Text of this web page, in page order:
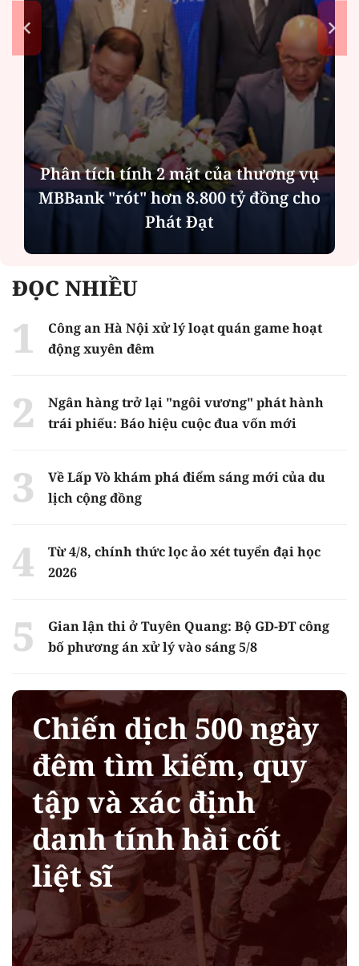
Phân tích tính 2 mặt của thương vụ
MBBank "rót" hơn 8.800 tỷ đồng cho
Phát Đạt
ĐỌC NHIỀU
Công an Hà Nội xử lý loạt quán game hoạt
động xuyên đêm
Ngân hàng trở lại "ngôi vương" phát hành
trái phiếu: Báo hiệu cuộc đua vốn mới
Về Lấp Vò khám phá điểm sáng mới của du
lịch cộng đồng
Từ 4/8, chính thức lọc ảo xét tuyển đại học
2026
Gian lận thi ở Tuyên Quang: Bộ GD-ĐT công
bố phương án xử lý vào sáng 5/8
Chiến dịch 500 ngày
đêm tìm kiếm, quy
tập và xác định
danh tính hài cốt
liệt sĩ